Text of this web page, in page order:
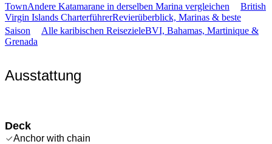
TownAndere Katamarane in derselben Marina vergleichen
British
Virgin Islands CharterführerRevierüberblick, Marinas & beste
Saison
Alle karibischen ReisezieleBVI, Bahamas, Martinique &
Grenada
Ausstattung
Deck
Anchor with chain